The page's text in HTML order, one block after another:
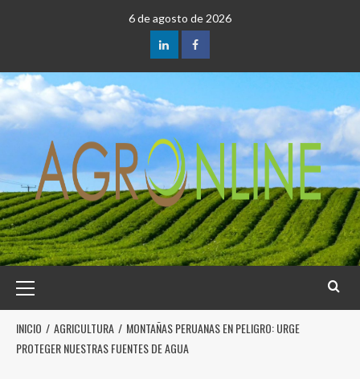
6 de agosto de 2026
INICIO AGRICULTURA
MONTAÑAS PERUANAS EN PELIGRO: URGE
PROTEGER NUESTRAS FUENTES DE AGUA